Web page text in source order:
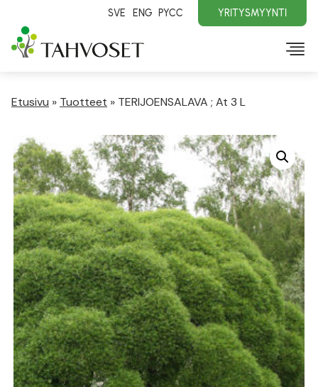
SVE ENG PYCC YRITYSMYYNTI
Etusivu » Tuotteet » TERIJOENSALAVA ; At 3 L